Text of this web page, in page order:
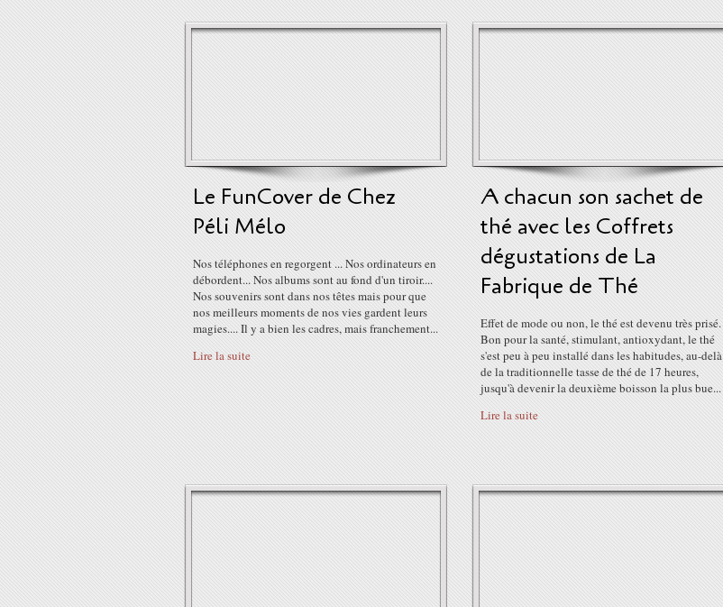
Le FunCover de Chez
Péli Mélo
Nos téléphones en regorgent ... Nos ordinateurs en
débordent... Nos albums sont au fond d'un tiroir....
Nos souvenirs sont dans nos têtes mais pour que
nos meilleurs moments de nos vies gardent leurs
magies.... Il y a bien les cadres, mais franchement...
Lire la suite
A chacun son sachet de
thé avec les Coffrets
dégustations de La
Fabrique de Thé
Effet de mode ou non, le thé est devenu très prisé.
Bon pour la santé, stimulant, antioxydant, le thé
s'est peu à peu installé dans les habitudes, au-delà
de la traditionnelle tasse de thé de 17 heures,
jusqu'à devenir la deuxième boisson la plus bue...
Lire la suite